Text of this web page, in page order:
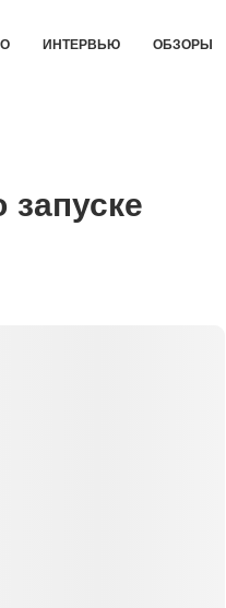
ИНТЕРВЬЮ ОБЗОРЫ